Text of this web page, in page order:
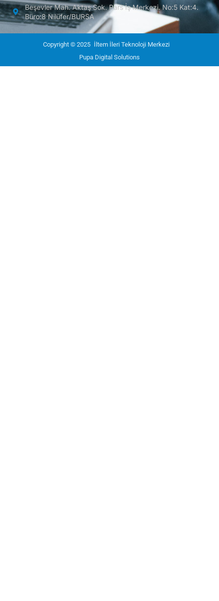
Beşevler Mah. Aktaş Sok. Pars İş Merkezi. No:5 Kat:4.
Büro:8 Nilüfer/BURSA
Copyright © 2025 İltem İleri Teknoloji Merkezi
Pupa Digital Solutions